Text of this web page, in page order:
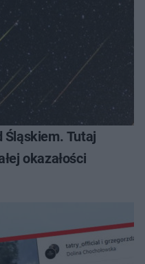
Śląskiem. Tutaj
okazałości